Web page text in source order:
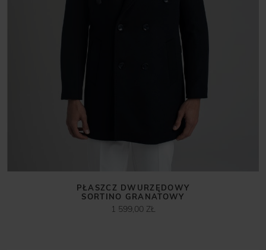
PŁASZCZ DWURZĘDOWY
SORTINO GRANATOWY
1 599,00 ZŁ